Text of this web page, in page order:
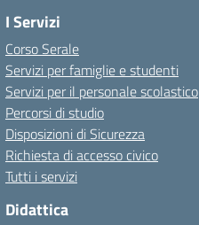
I Servizi
Corso Serale
Servizi per famiglie e studenti
Servizi per il personale scolastico
Percorsi di studio
Disposizioni di Sicurezza
Richiesta di accesso civico
Tutti i servizi
Didattica